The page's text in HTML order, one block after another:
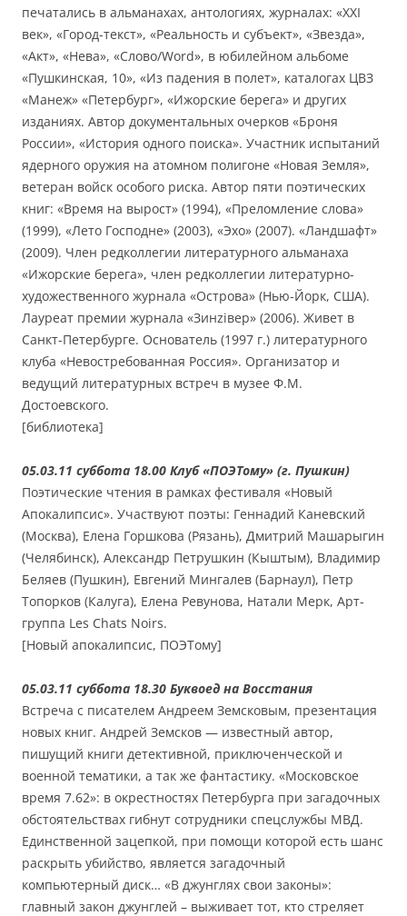
печатались в альманахах, антологиях, журналах: «ХХI
век», «Город-текст», «Реальность и субъект», «Звезда»,
«Акт», «Нева», «Слово/Word», в юбилейном альбоме
«Пушкинская, 10», «Из падения в полет», каталогах ЦВЗ
«Манеж» «Петербург», «Ижорские берега» и других
изданиях. Автор документальных очерков «Броня
России», «История одного поиска». Участник испытаний
ядерного оружия на атомном полигоне «Новая Земля»,
ветеран войск особого риска. Автор пяти поэтических
книг: «Время на вырост» (1994), «Преломление слова»
(1999), «Лето Господне» (2003), «Эхо» (2007). «Ландшафт»
(2009). Член редколлегии литературного альманаха
«Ижорские берега», член редколлегии литературно-
художественного журнала «Острова» (Нью-Йорк, США).
Лауреат премии журнала «Зинziвер» (2006). Живет в
Санкт-Петербурге. Основатель (1997 г.) литературного
клуба «Невостребованная Россия». Организатор и
ведущий литературных встреч в музее Ф.М.
Достоевского.
[библиотека]
05.03.11 суббота 18.00 Клуб «ПОЭТому» (г. Пушкин)
Поэтические чтения в рамках фестиваля «Новый
Апокалипсис». Участвуют поэты: Геннадий Каневский
(Москва), Елена Горшкова (Рязань), Дмитрий Машарыгин
(Челябинск), Александр Петрушкин (Кыштым), Владимир
Беляев (Пушкин), Евгений Мингалев (Барнаул), Петр
Топорков (Калуга), Елена Ревунова, Натали Мерк, Арт-
группа Les Chats Noirs.
[Новый апокалипсис, ПОЭТому]
05.03.11 суббота 18.30 Буквоед на Восстания
Встреча с писателем Андреем Земсковым, презентация
новых книг. Андрей Земсков — известный автор,
пишущий книги детективной, приключенческой и
военной тематики, а так же фантастику. «Московское
время 7.62»: в окрестностях Петербурга при загадочных
обстоятельствах гибнут сотрудники спецслужбы МВД.
Единственной зацепкой, при помощи которой есть шанс
раскрыть убийство, является загадочный
компьютерный диск… «В джунглях свои законы»:
главный закон джунглей – выживает тот, кто стреляет